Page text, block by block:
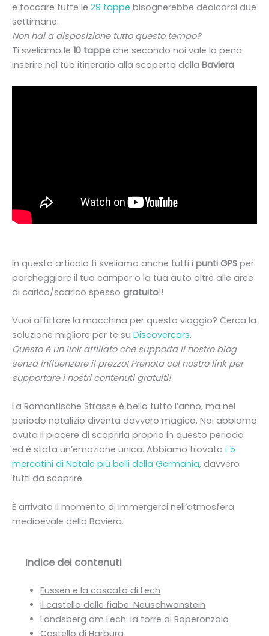
e toccare tutte le 29 tappe bisognerebbe dedicarci due
settimane.
Non hai a disposizione tutto questo tempo?
Ti sveliamo le 10 tappe che secondo noi vale la pena
inserire nel tuo itinerario alla scoperta della Baviera.
In questo articolo ti sveliamo anche tutti i punti GPS per
parcheggiare il tuo camper o la tua auto oltre alle aree
di carico/scarico spesso gratuito!!
Vuoi affittare la macchina per questo viaggio? Cerca la
soluzione migliore per te su Discovercars.
Questo è un link affiliato che supporta il nostro blog
senza influenzare il prezzo! Prenota col nostro link per
supportare i nostri contenuti gratuiti!
La Romantische Strasse è bella tutto l’anno, ma nel
periodo natalizio diventa davvero magica. Noi abbiamo
avuto il piacere di scoprirla proprio in questo periodo
ed è stata un’emozione unica. Abbiamo trovato i 5
mercatini di Natale più belli della Germania, davvero
tutti da scoprire.
È arrivato il momento di immergerci nell’atmosfera
medioevale della Baviera.
Indice dei contenuti
Füssen e la cascata di Lech
Il castello delle fiabe: Neuschwanstein
Landsberg am Lech: la torre di Raperonzolo
Castello di Harburg